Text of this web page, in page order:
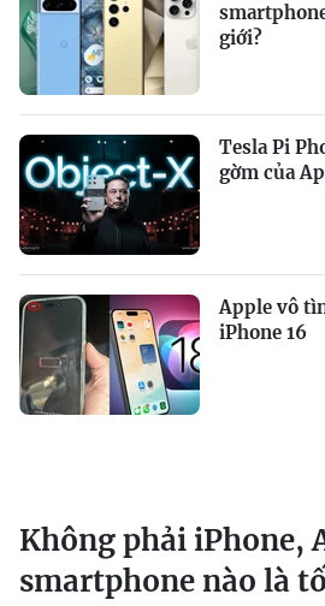
giới?
Tesla Pi
gờm của
Apple vô
iPhone 16
Không phải iPhone,
smartphone nào là